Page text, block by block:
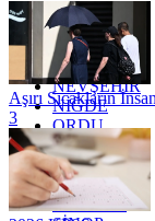
MARDİN
MERSİN
MUĞLA
MUŞ
NEVŞEHİR
NİĞDE
ORDU
OSMANİYE
RİZE
SAKARYA
SAMSUN
Aşırı Sıcakların
3